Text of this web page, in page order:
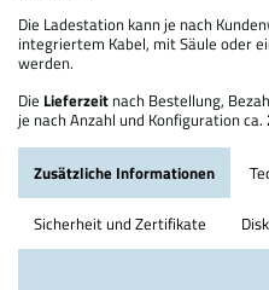
Die Ladestation kann je nach
integriertem Kabel, mit Säule oder
werden.
Die Lieferzeit nach Bestellung,
je nach Anzahl und Konfiguration ca.
Zusätzliche Informationen
Sicherheit und Zertifikate